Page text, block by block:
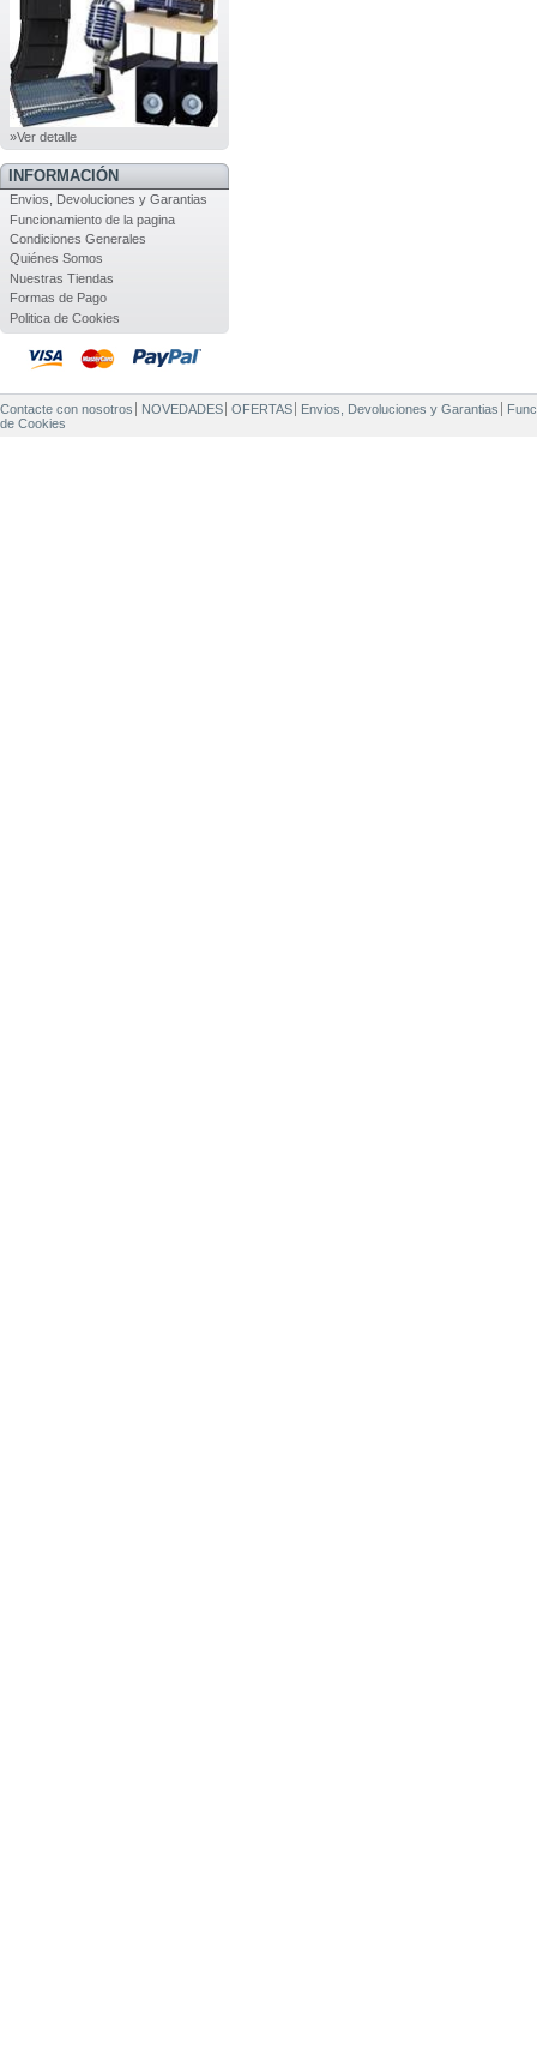
»Ver detalle
INFORMACIÓN
Envios, Devoluciones y Garantias
Funcionamiento de la pagina
Condiciones Generales
Quiénes Somos
Nuestras Tiendas
Formas de Pago
Politica de Cookies
Contacte con nosotros NOVEDADES OFERTAS Envios, Devoluciones y Garantias
de Cookies